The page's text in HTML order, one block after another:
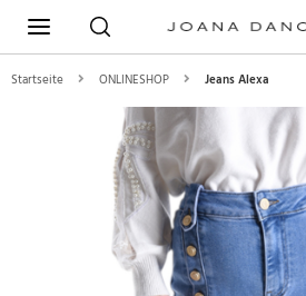
Startseite ONLINESHOP Jeans Alexa